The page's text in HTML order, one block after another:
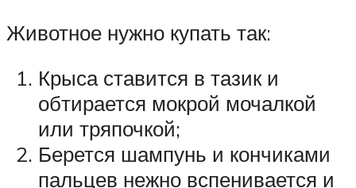
Животное нужно купать так:
Крыса ставится в тазик и
обтирается мокрой мочалкой
или тряпочкой;
Берется шампунь и кончиками
пальцев нежно вспенивается и